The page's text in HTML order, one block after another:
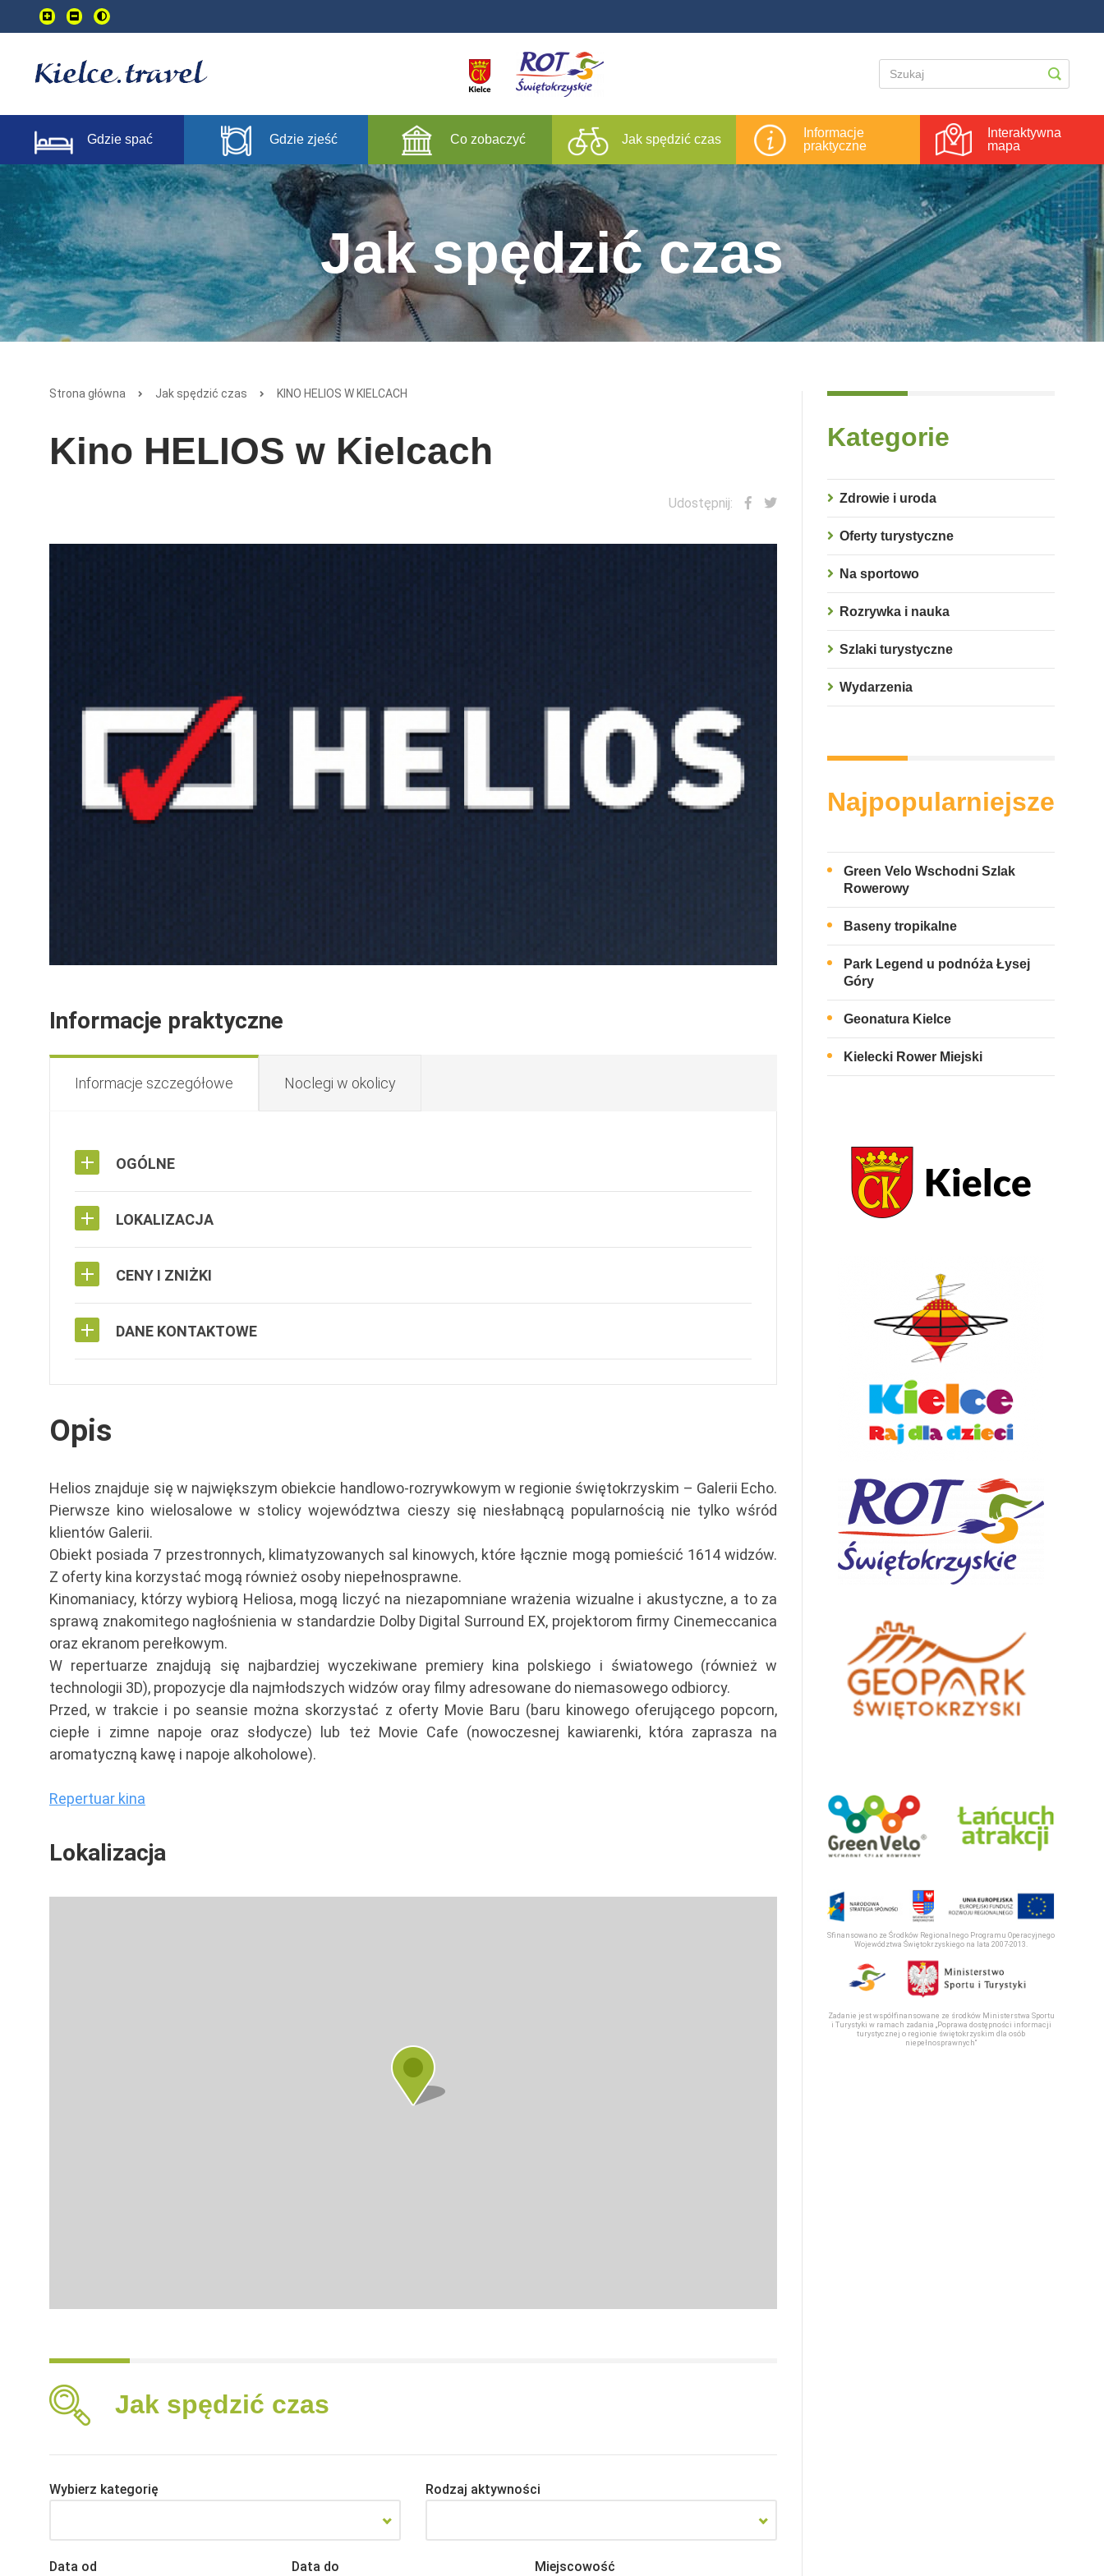
Przejdź
do
treści
głownej
Gdzie spać Gdzie zjeść Co zobaczyć Jak spędzić czas
Informacje
praktyczne
Interaktywna
mapa
Jak spędzić czas
Strona główna Jak spędzić czas KINO HELIOS W KIELCACH
Kino HELIOS w Kielcach
Udostępnij:
Informacje praktyczne
Informacje szczegółowe Noclegi w okolicy
OGÓLNE
LOKALIZACJA
CENY I ZNIŻKI
DANE KONTAKTOWE
Opis
Helios znajduje się w największym obiekcie handlowo-rozrywkowym w regionie świętokrzyskim – Galerii Echo.
Pierwsze kino wielosalowe w stolicy województwa cieszy się niesłabnącą popularnością nie tylko wśród
klientów Galerii.
Obiekt posiada 7 przestronnych, klimatyzowanych sal kinowych, które łącznie mogą pomieścić 1614 widzów.
Z oferty kina korzystać mogą również osoby niepełnosprawne.
Kinomaniacy, którzy wybiorą Heliosa, mogą liczyć na niezapomniane wrażenia wizualne i akustyczne, a to za
sprawą znakomitego nagłośnienia w standardzie Dolby Digital Surround EX, projektorom firmy Cinemeccanica
oraz ekranom perełkowym.
W repertuarze znajdują się najbardziej wyczekiwane premiery kina polskiego i światowego (również w
technologii 3D), propozycje dla najmłodszych widzów oray filmy adresowane do niemasowego odbiorcy.
Przed, w trakcie i po seansie można skorzystać z oferty Movie Baru (baru kinowego oferującego popcorn,
ciepłe i zimne napoje oraz słodycze) lub też Movie Cafe (nowoczesnej kawiarenki, która zaprasza na
aromatyczną kawę i napoje alkoholowe).
Repertuar kina
Lokalizacja
Jak spędzić czas
Wybierz kategorię Rodzaj aktywności
Data od Data do Miejscowość
Kategorie
Zdrowie i uroda
Oferty turystyczne
Na sportowo
Rozrywka i nauka
Szlaki turystyczne
Wydarzenia
Najpopularniejsze
Green Velo Wschodni Szlak
Rowerowy
Baseny tropikalne
Park Legend u podnóża Łysej
Góry
Geonatura Kielce
Kielecki Rower Miejski
Sfinansowano ze Środków Regionalnego Programu Operacyjnego
Województwa Świętokrzyskiego na lata 2007-2013.
Zadanie jest współfinansowane ze środków Ministerstwa Sportu
i Turystyki w ramach zadania „Poprawa dostępności informacji
turystycznej o regionie świętokrzyskim dla osób
niepełnosprawnych“